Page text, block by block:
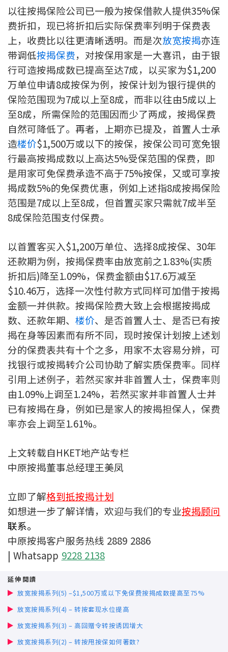
免费物业估价
下载中心
按揭全面睇
新闻/研究
公司动态
按市新闻
统计数据库
按揭快趣智识
按揭智库
按揭百科
实时银行资讯
装修·保险优惠
免费装修转介服务
装修设计专栏
火险、家居、宠物保险
保险资讯专栏
联络方式
条款及细则
私隐政策
若因错漏而引致任何不便或损失，中原按揭概不负责。
本网站采用无障碍网页设计，如有任何问题，可查询：
2889 2886 / cmb@mail.centanet.com
中原地产 | 网上搵楼 |
中原工商铺
© 2026 中原按揭经纪有限公司 Centaline Mortgage Broker Limited 版权所有
以往按揭保险公司已一般为按保借款人提供35%保
费折扣，现已将折扣后实际保费率列明于保费表
上，收费比以往更清晰透明。而是次放宽按揭亦连
带调低按揭保费，对按保用家是一大喜讯，由于银
行可造按揭成数已提高至达7成，以买家为$1,200
万单位申请8成按保为例，按保计划为银行提供的
保险范围现为7成以上至8成，而非以往由5成以上
至8成，所需保险的范围因而少了两成，按揭保费
自然可降低了。再者，上期亦已提及，首置人士承
造楼价$1,500万或以下的按保，按保公司可宽免银
行最高按揭成数以上高达5%受保范围的保费，即
是用家可免保费承造不高于75%按保，又或可享按
揭成数5%的免保费优惠，例如上述指8成按揭保险
范围是7成以上至8成，但首置买家只需就7成半至
8成保险范围支付保费。
以首置客买入$1,200万单位、选择8成按保、30年
还款期为例，按揭保费率由放宽前之1.83%(实质
折扣后)降至1.09%，保费金额由$17.6万减至
$10.46万，选择一次性付款方式同样可加借于按揭
金额一并供款。按揭保险费大致上会根据按揭成
数、还款年期、 楼价、是否首置人士、是否已有按
揭在身等因素而有所不同，现时按保计划按上述划
分的保费表共有十个之多，用家不太容易分辨，可
找银行或按揭转介公司协助了解实质保费率。同样
引用上述例子，若然买家并非首置人士，保费率则
由1.09%上调至1.24%，若然买家并非首置人士并
已有按揭在身，例如已是家人的按揭担保人，保费
率亦会上调至1.61%。
上文转载自HKET地产站专栏
中原按揭董事总经理王美凤
立即了解格到抵按揭计划
如想进一步了解详情，欢迎与我们的专业按揭顾问
联系。
中原按揭客户服务热线 2889 2886
| Whatsapp 9228 2138
延伸閱讀
放宽按揭系列(5) –$1,500万或以下免保费按揭成数提高至75%
放宽按揭系列(4) – 转按套现水位提高
放宽按揭系列(3) – 高回赠令转按诱因增大
放宽按揭系列(2) – 转按甩按保如何著数?